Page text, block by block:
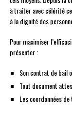
à traiter avec célérité
à la dignité des
Pour maximiser
présenter :
Son contrat de bail
Tout document
Les coordonnées